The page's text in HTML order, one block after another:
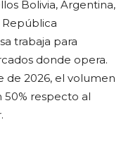
Bolivia, Argentina,
República
trabaja para
donde opera.
de 2026, el volumen
respecto al